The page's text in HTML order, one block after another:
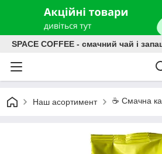
SPACE COFFEE - смачний чай і
Наш асортимент ☕️ Смачна